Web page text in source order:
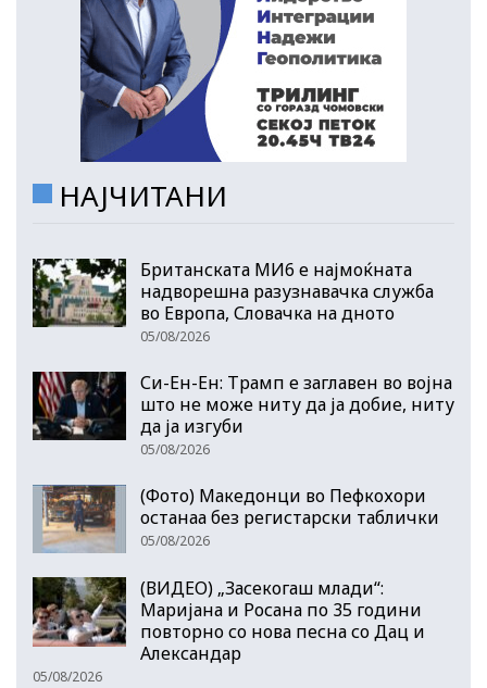
НАЈЧИТАНИ
Британската МИ6 е најмоќната
надворешна разузнавачка служба
во Европа, Словачка на дното
05/08/2026
Си-Ен-Ен: Трамп е заглавен во војна
што не може ниту да ја добие, ниту
да ја изгуби
05/08/2026
(Фото) Македонци во Пефкохори
останаа без регистарски таблички
05/08/2026
(ВИДЕО) „Засекогаш млади“:
Маријана и Росана по 35 години
повторно со нова песна со Дац и
Александар
05/08/2026